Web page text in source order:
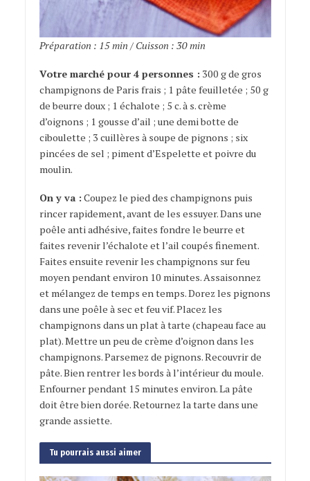
Préparation : 15 min / Cuisson : 30 min
Votre marché pour 4 personnes : 300 g de gros
champignons de Paris frais ; 1 pâte feuilletée ; 50 g
de beurre doux ; 1 échalote ; 5 c. à s. crème
d’oignons ; 1 gousse d’ail ; une demi botte de
ciboulette ; 3 cuillères à soupe de pignons ; six
pincées de sel ; piment d’Espelette et poivre du
moulin.
On y va : Coupez le pied des champignons puis
rincer rapidement, avant de les essuyer. Dans une
poêle anti adhésive, faites fondre le beurre et
faites revenir l’échalote et l’ail coupés finement.
Faites ensuite revenir les champignons sur feu
moyen pendant environ 10 minutes. Assaisonnez
et mélangez de temps en temps. Dorez les pignons
dans une poêle à sec et feu vif. Placez les
champignons dans un plat à tarte (chapeau face au
plat). Mettre un peu de crème d’oignon dans les
champignons. Parsemez de pignons. Recouvrir de
pâte. Bien rentrer les bords à l’intérieur du moule.
Enfourner pendant 15 minutes environ. La pâte
doit être bien dorée. Retournez la tarte dans une
grande assiette.
Tu pourrais aussi aimer